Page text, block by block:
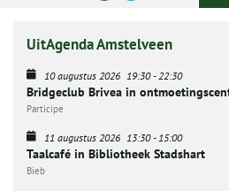
UitAgenda Amstelveen
10 augustus 2026 19:30-22:30
Bridgeclub Brivea in
Participe
11 augustus 2026 13:30-15:00
Taalcafé in Bibliotheek Stadshart
Bieb